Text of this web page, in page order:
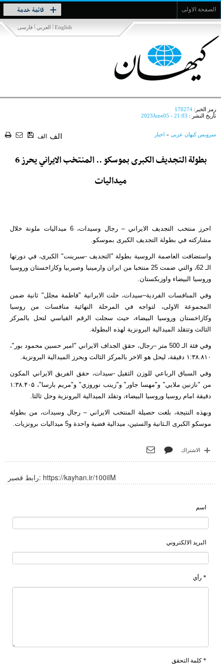
الصفحة الاولى قائمة خدمة
Toggle
navigation
فارسی | العربي | English
رمز الخبر: 170274
تأريخ النشر : 2023June05 - 21:03
سرویس کیهان عربی » اخبار الف الف
بطولة التجديف الكبرى بموسكو .. المنتخب الايراني يحرز 6
ميداليات
احرز منتخب التجديف الايراني – رجال وسيدات، 6 ميداليات ملونة خلال
مشاركته في بطولة التجديف الكبرى بموسكو.
واستضافت العاصمة الروسية بطولة "التجديف -سبرينت" الكبرى، في دورتها
الـ 62، والتي ضمت 25 منتخبا من ايران وارمينيا وصيربيا وكازاخستان وروسيا
وروسيا البيضاء واوزبكستان.
وفي المنافسات الفردية–سيدات، حلت الايرانية "فاطمة مجلل" ثانية ضمن
المجموعة الاولى، لتواجه في المرحلة النهائية منافسات من روسيا
وكازاخستان وروسيا البيضاء، حيث سجلت الرقم القياسي لتحل بالمركز
الثالث وتتقلد الميدالية البرونزية لهذه البطولة.
وفي فئة الـ 500 متر –رجال، حقق الجداف الايراني "امير حسين محمود بور"،
١:٣٨.٨١٠ دقيقة، ليحل هو الاخر بالمركز الثالث ويحرز الميدالية البرونزية.
وفي السباق الرباعي للوزن الثقيل -سيدات، حقق الفريق الايراني المكون
من "نازنين ملايي" و"مهسا جاور" و"زينب نوروزي" و"مريم بارسا"، ١:٣٨.۴٠۵
دقیقة امام روسيا وروسيا البيضاء، وتقلد الميدالية البرونزية وحل ثالثا.
وبهذه النتيجة، بلغت حصيلة المنتخب الايراني – رجال وسيدات، من بطولة
موسكو الكبرى الـثانية والستين، ميدالية فضية واحدة و5 ميداليات برونزيات.
الاشتراك
رابط قصير: https://kayhan.ir/100iIM
اسم
البريد الالكتروني
* رأي
* كلمة التحقق